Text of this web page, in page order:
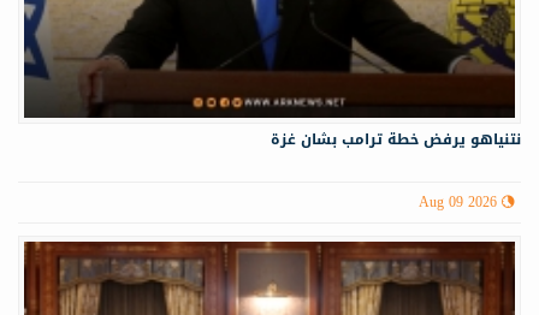
نتنياهو يرفض خطة ترامب بشان غزة
Aug 09 2026